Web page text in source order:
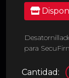
para
Cantidad: